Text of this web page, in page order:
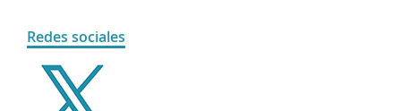
Redes sociales